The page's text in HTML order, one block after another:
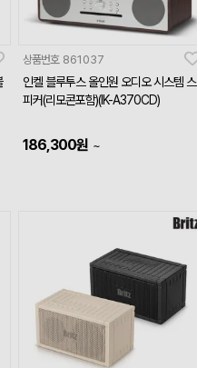
상품번호 861037
인켈 블루투스 올인원 오디오 시스템 스
피커(리모콘포함)(IK-A370CD)
186,300원 ~